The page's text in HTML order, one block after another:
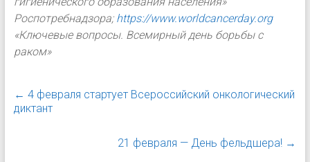
Роспотребнадзора; https://www.worldcancerday.org
«Ключевые вопросы. Всемирный день борьбы с
раком»
← 4 февраля стартует Всероссийский онкологический
диктант
21 февраля — День фельдшера! →